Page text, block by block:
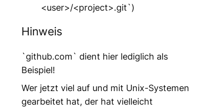
<user>/<project>.git`)
Hinweis
`github.com` dient hier lediglich als
Beispiel!
Wer jetzt viel auf und mit Unix-Systemen
gearbeitet hat, der hat vielleicht